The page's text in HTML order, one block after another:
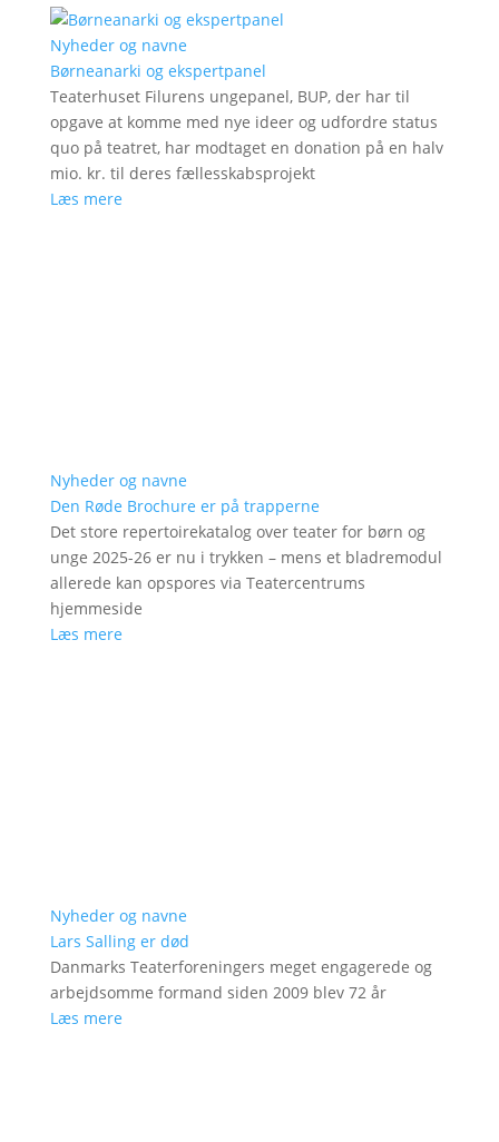
Nyheder og navne
Børneanarki og ekspertpanel
Teaterhuset Filurens ungepanel, BUP, der har til
opgave at komme med nye ideer og udfordre status
quo på teatret, har modtaget en donation på en halv
mio. kr. til deres fællesskabsprojekt
Læs mere
Nyheder og navne
Den Røde Brochure er på trapperne
Det store repertoirekatalog over teater for børn og
unge 2025-26 er nu i trykken – mens et bladremodul
allerede kan opspores via Teatercentrums
hjemmeside
Læs mere
Nyheder og navne
Lars Salling er død
Danmarks Teaterforeningers meget engagerede og
arbejdsomme formand siden 2009 blev 72 år
Læs mere